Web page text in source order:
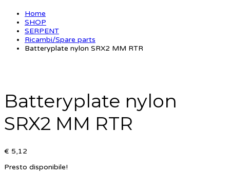
Home
SHOP
SERPENT
Ricambi/Spare parts
Batteryplate nylon SRX2 MM RTR
Batteryplate nylon
SRX2 MM RTR
€ 5,12
Presto disponibile!